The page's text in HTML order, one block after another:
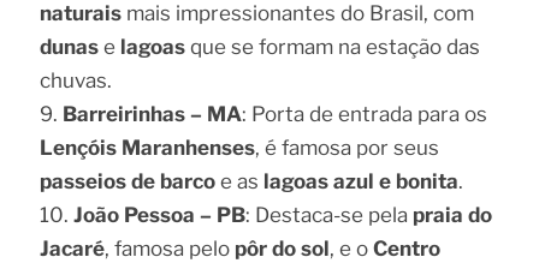
naturaismais impressionantes do Brasil, com
dunase lagoasque se formam na estação das
chuvas.
Barreirinhas – MA: Porta de entrada para os
Lençóis Maranhenses, é famosa por seus
passeios de barcoe as lagoas azul e bonita.
João Pessoa – PB: Destaca-se pela praia do
Jacaré, famosa pelo pôr do sol, e o Centro